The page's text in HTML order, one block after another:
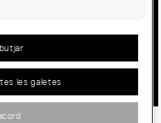
DE
REVELA
FINALISTES
de Barcelona
les galetes